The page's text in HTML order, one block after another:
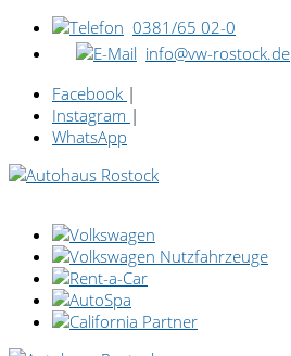
0381/65 02-0
info@vw-rostock.de
Facebook |
Instagram |
WhatsApp